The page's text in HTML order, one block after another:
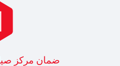
ضمان مركز